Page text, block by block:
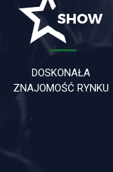
DOSKONAŁA
ZNAJOMOŚĆ RYNKU